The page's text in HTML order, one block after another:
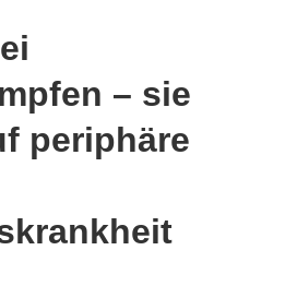
– sie
periphäre